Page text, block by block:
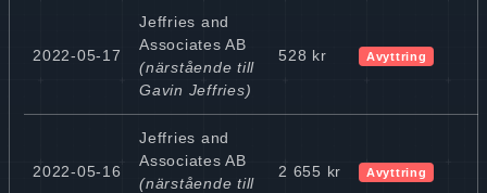
2022-05-17
Jeffries and
Associates AB
(närstående till
Gavin Jeffries)
528 kr Avyttring
2022-05-16
Jeffries and
Associates AB
(närstående till
2 655 kr Avyttring